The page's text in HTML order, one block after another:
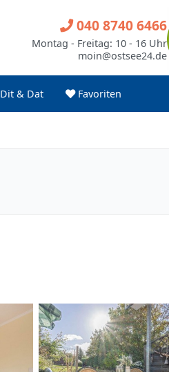
Dit & Dat Favoriten
040 8740 6466
Montag - Freitag: 10 - 16 Uhr
moin@ostsee24.de